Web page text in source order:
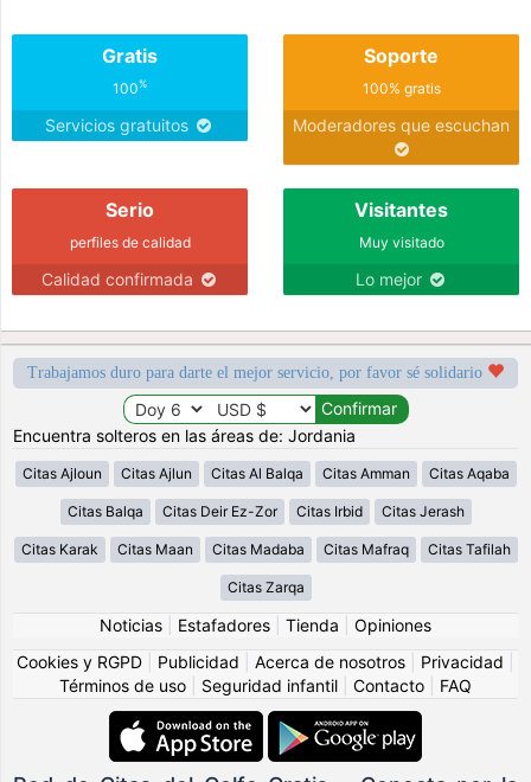
Gratis
100%
Servicios gratuitos
Soporte
100% gratis
Moderadores que escuchan
Serio
perfiles de calidad
Calidad confirmada
Visitantes
Muy visitado
Lo mejor
Trabajamos duro para darte el mejor servicio, por favor sé solidario
Encuentra solteros en las áreas de: Jordania
Citas Ajloun Citas Ajlun Citas Al Balqa Citas Amman Citas Aqaba
Citas Balqa Citas Deir Ez-Zor Citas Irbid Citas Jerash
Citas Karak Citas Maan Citas Madaba Citas Mafraq Citas Tafilah
Citas Zarqa
Noticias Estafadores Tienda
Opiniones
Cookies y RGPD
Publicidad Acerca de nosotros Privacidad
Términos de uso
Seguridad infantil Contacto FAQ